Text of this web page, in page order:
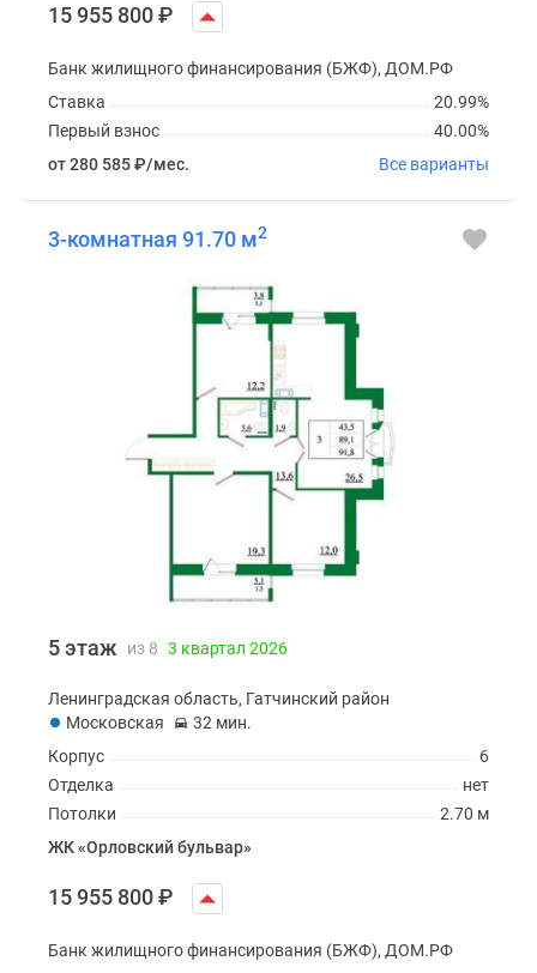
15 955 800₽
Банк жилищного финансирования (БЖФ), ДОМ.РФ
20.99%
Ставка
40.00%
Первый взнос
от 280 585₽/мес. Все варианты
3-комнатная 91.70 м2
5 этаж из 8 3 квартал 2026
Ленинградская область, Гатчинский район
Московская
32 мин.
6
Корпус
нет
Отделка
2.70 м
Потолки
ЖК «Орловский бульвар»
15 955 800₽
Банк жилищного финансирования (БЖФ), ДОМ.РФ